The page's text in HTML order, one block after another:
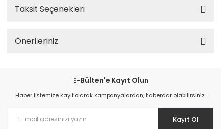
Taksit Seçenekleri
Önerileriniz
E-Bülten'e Kayıt Olun
Haber listemize kayıt olarak kampanyalardan, haberdar olabilirsiniz.
Kayıt Ol